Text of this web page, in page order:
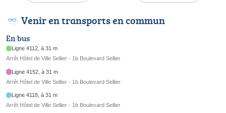
Venir en transports en commun
En bus
Ligne 4112, à 31 m
Arrêt Hôtel de Ville Sellier - 1b Boulevard Sellier
Ligne 4152, à 31 m
Arrêt Hôtel de Ville Sellier - 1b Boulevard Sellier
Ligne 4118, à 31 m
Arrêt Hôtel de Ville Sellier - 1b Boulevard Sellier